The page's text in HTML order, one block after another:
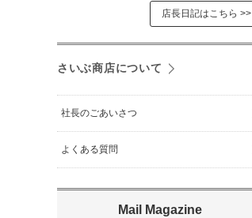
店長日記はこちら >>
さいぶ商店について
社長のごあいさつ
よくある質問